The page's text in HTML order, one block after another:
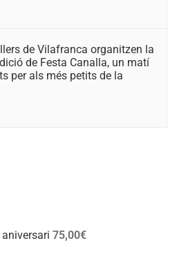
de Vilafranca organitzen la
de Festa Canalla, un matí
per als més petits de la
75,00€